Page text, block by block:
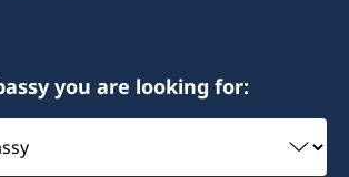
günlerinde Fahri
normalde kapalıdır. Ziyaret
önceden telefon ile
you are looking for: